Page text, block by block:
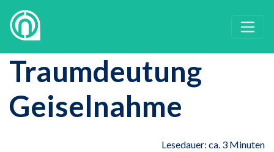
Traumdeutung
Geiselnahme
Lesedauer: ca. 3 Minuten